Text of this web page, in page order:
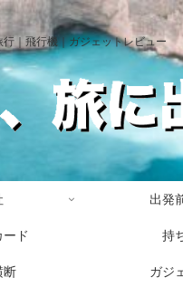
行｜飛行機｜ガジェットレビュー
出発
ド 持
断 ガジ